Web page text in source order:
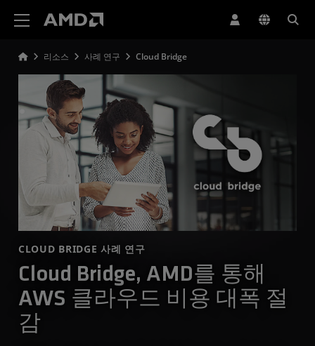
리소스 사례 연구 Cloud Bridge
CLOUD BRIDGE 사례 연구
Cloud Bridge, AMD를 통해
AWS 클라우드 비용 대폭 절
감